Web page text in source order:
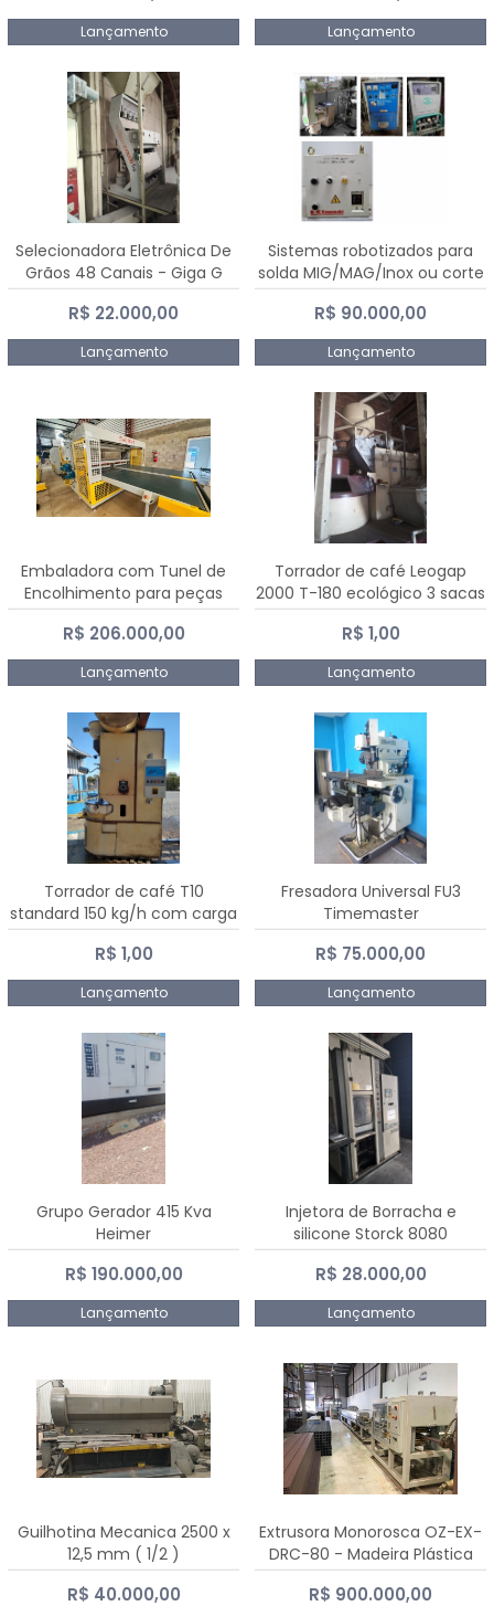
Lançamento Lançamento
Selecionadora Eletrônica De
Grãos 48 Canais - Giga G
10000
R$ 22.000,00
Lançamento
Sistemas robotizados para
solda MIG/MAG/Inox ou corte
plasma
R$ 90.000,00
Lançamento
Embaladora com Tunel de
Encolhimento para peças
grandes portas janelas -
Dalmak
R$ 206.000,00
Lançamento
Torrador de café Leogap
2000 T-180 ecológico 3 sacas
de carga 540 kg/h
R$ 1,00
Lançamento
Torrador de café T10
standard 150 kg/h com carga
de 10 kg
R$ 1,00
Lançamento
Fresadora Universal FU3
Timemaster
R$ 75.000,00
Lançamento
Grupo Gerador 415 Kva
Heimer
R$ 190.000,00
Lançamento
Injetora de Borracha e
silicone Storck 8080
R$ 28.000,00
Lançamento
Guilhotina Mecanica 2500 x
12,5 mm ( 1/2 )
R$ 40.000,00
Extrusora Monorosca OZ-EX-
DRC-80 - Madeira Plástica
R$ 900.000,00